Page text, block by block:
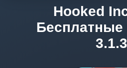
Hooked
Бесплатные
3.1.3